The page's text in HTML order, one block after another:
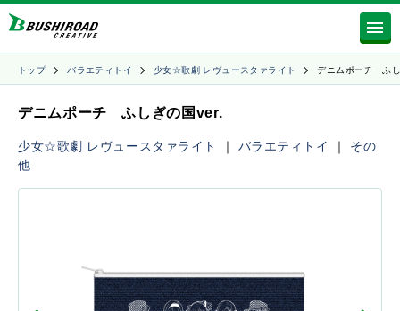
トップ バラエティトイ 少女☆歌劇 レヴュースタァライト デニムポーチ ふ
デニムポーチ ふしぎの国ver.
少女☆歌劇 レヴュースタァライト ｜ バラエティトイ ｜ その
他